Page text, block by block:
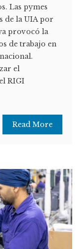
Las pymes
de la UIA por
provocó la
de trabajo en
el
RIGI
Read More